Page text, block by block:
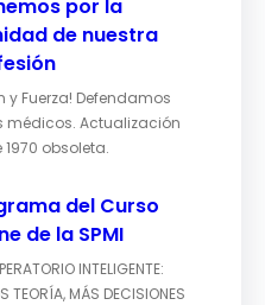
por la
de nuestra
y Fuerza! Defendamos
médicos. Actualización
1970 obsoleta.
del Curso
de la SPMI
INTELIGENTE:
TEORÍA, MÁS DECISIONES